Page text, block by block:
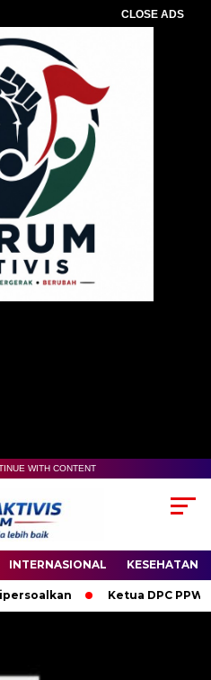
CLOSE ADS
WITH CONTENT
INTERNASIONAL KESEHATAN
Ketua DPC PPWI OKI Bersama